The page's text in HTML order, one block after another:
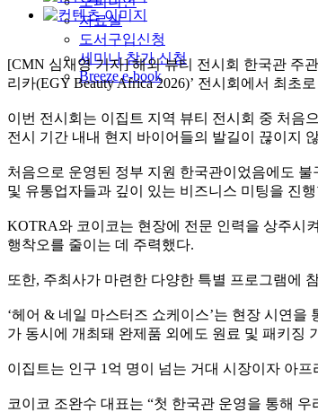
자료실
도서구입신청
세미나 참가 신청
Breeze e-book
[CMN 심재영 기자] 해외 뷰티 전시회 한국관 주
리카(EGY Beauty Africa 2026)’ 전시회에서 최
이번 전시회는 이집트 지역 뷰티 전시회 중 처음
전시 기간 내내 현지 바이어들의 발길이 끊이지
처음으로 운영된 정부 지원 한국관이었음에도
및 유통업자들과 깊이 있는 비즈니스 미팅을 진
KOTRA와 코이코는 현장에 전문 인력을 상주시
행착오를 줄이는 데 주력했다.
또한, 주최사가 마련한 다양한 특별 프로그램에
‘헤어 & 네일 마스터즈 쇼케이스’는 현장 시연을
가 동시에 개최돼 완제품 외에도 원료 및 패키징
이집트는 인구 1억 명이 넘는 거대 시장이자 아
코이코 조완수 대표는 “첫 한국관 운영을 통해